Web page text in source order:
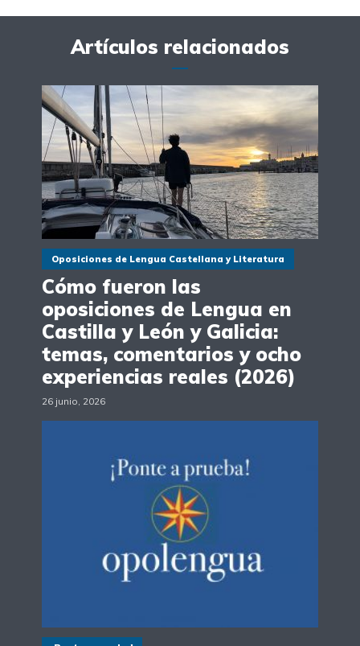
Artículos relacionados
Oposiciones de Lengua Castellana y Literatura
Cómo fueron las
oposiciones de Lengua en
Castilla y León y Galicia:
temas, comentarios y ocho
experiencias reales (2026)
26 junio, 2026